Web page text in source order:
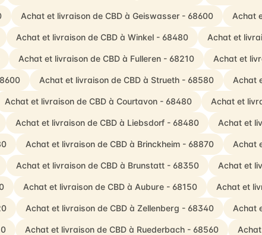
Achat et livraison de CBD à Geiswasser - 68600 Achat
Achat et livraison de CBD à Winkel - 68480 Achat et
Achat et livraison de CBD à Fulleren - 68210 Achat et
Achat et livraison de CBD à Strueth - 68580 Achat
Achat et livraison de CBD à Courtavon - 68480 Achat et
Achat et livraison de CBD à Liebsdorf - 68480 Achat et
Achat et livraison de CBD à Brinckheim - 68870 Achat
Achat et livraison de CBD à Brunstatt - 68350 Achat et
Achat et livraison de CBD à Aubure - 68150 Achat et
Achat et livraison de CBD à Zellenberg - 68340 Achat
Achat et livraison de CBD à Ruederbach - 68560